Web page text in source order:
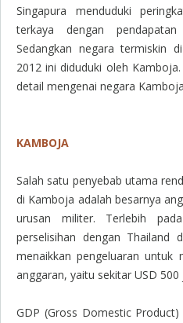
Singapura menduduki
terkaya dengan
Sedangkan negara termiskin
2012 ini diduduki oleh
detail mengenai negara
KAMBOJA
Salah satu penyebab utama
di Kamboja adalah besarnya
urusan militer. Terlebih
perselisihan dengan Thailand
menaikkan pengeluaran
anggaran, yaitu sekitar USD 500
GDP (Gross Domestic